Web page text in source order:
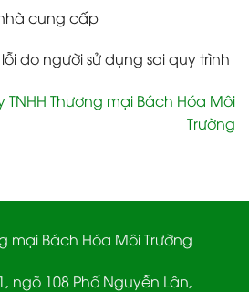
cung cấp
do người sử dụng sai quy trình
TNHH Thương mại Bách Hóa Môi
Trường
mại Bách Hóa Môi Trường
ngõ 108 Phố Nguyễn Lân,